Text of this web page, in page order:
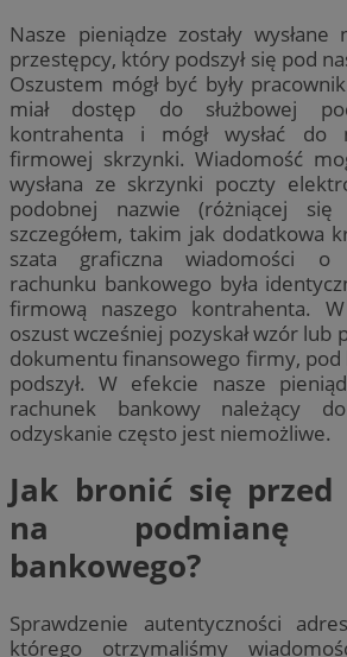
Nasze pieniądze zostały
przestępcy, który podszył się pod
Oszustem mógł być były
miał dostęp do służbowej
kontrahenta i mógł wysłać do
firmowej skrzynki. Wiadomość
wysłana ze skrzynki poczty
podobnej nazwie (różniącej
szczegółem, takim jak dodatkowa
szata graficzna wiadomości o
rachunku bankowego była
firmową naszego kontrahenta.
oszust wcześniej pozyskał wzór lub
dokumentu finansowego firmy,
podszył. W efekcie nasze
rachunek bankowy należący
odzyskanie często jest niemożliwe.
Jak bronić się przed
na podmianę
bankowego?
Sprawdzenie autentyczności
którego otrzymaliśmy